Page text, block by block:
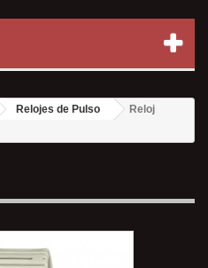
Relojes de Pulso
Reloj